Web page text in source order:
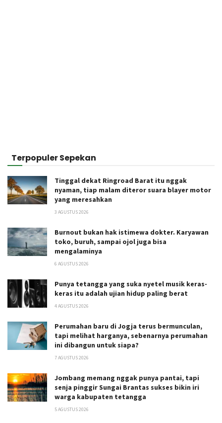
Terpopuler Sepekan
Tinggal dekat Ringroad Barat itu nggak
nyaman, tiap malam diteror suara blayer motor
yang meresahkan
3 AGUSTUS 2026
Burnout bukan hak istimewa dokter. Karyawan
toko, buruh, sampai ojol juga bisa
mengalaminya
6 AGUSTUS 2026
Punya tetangga yang suka nyetel musik keras-
keras itu adalah ujian hidup paling berat
4 AGUSTUS 2026
Perumahan baru di Jogja terus bermunculan,
tapi melihat harganya, sebenarnya perumahan
ini dibangun untuk siapa?
7 AGUSTUS 2026
Jombang memang nggak punya pantai, tapi
senja pinggir Sungai Brantas sukses bikin iri
warga kabupaten tetangga
5 AGUSTUS 2026